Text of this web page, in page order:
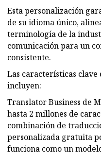
Esta personalización
de su idioma único,
terminología de la
comunicación para un
consistente.
Las características
incluyen:
Translator Business de
hasta 2 millones de
combinación de
personalizada gratuita
funciona como un